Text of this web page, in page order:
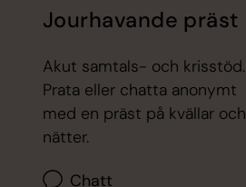
Jourhavande präst
Akut samtals- och krisstöd.
Prata eller chatta anonymt
med en präst på kvällar och
nätter.
Chatt